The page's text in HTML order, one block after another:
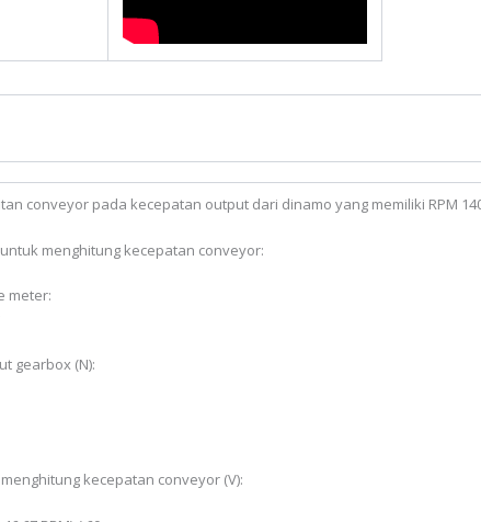
conveyor pada kecepatan output dari dinamo yang memiliki RPM
menghitung kecepatan conveyor:
meter:
gearbox (N):
kecepatan conveyor (V):